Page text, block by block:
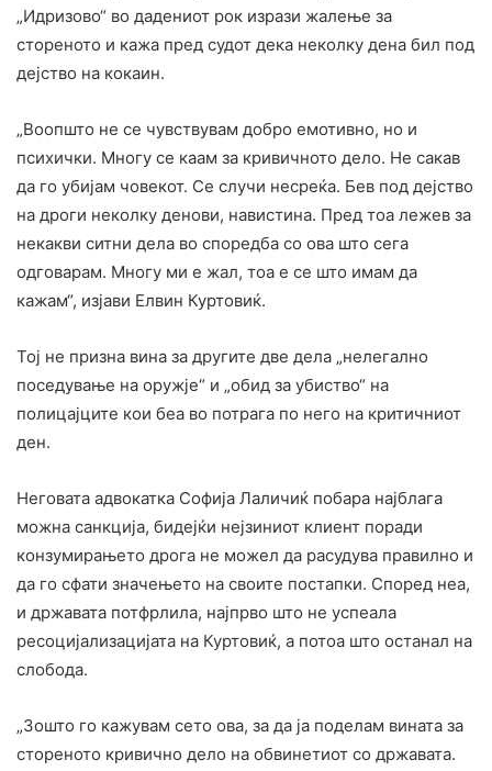
„Идризово“ во дадениот рок изрази жалење за
стореното и кажа пред судот дека неколку дена бил под
дејство на кокаин.
„Воопшто не се чувствувам добро емотивно, но и
психички. Многу се каам за кривичното дело. Не сакав
да го убијам човекот. Се случи несреќа. Бев под дејство
на дроги неколку денови, навистина. Пред тоа лежев за
некакви ситни дела во споредба со ова што сега
одговарам. Многу ми е жал, тоа е се што имам да
кажам“, изјави Елвин Куртовиќ.
Тој не призна вина за другите две дела „нелегално
поседување на оружје“ и „обид за убиство“ на
полицајците кои беа во потрага по него на критичниот
ден.
Неговата адвокатка Софија Лаличиќ побара најблага
можна санкција, бидејќи нејзиниот клиент поради
конзумирањето дрога не можел да расудува правилно и
да го сфати значењето на своите постапки. Според неа,
и државата потфрлила, најпрво што не успеала
ресоцијализацијата на Куртовиќ, а потоа што останал на
слобода.
„Зошто го кажувам сето ова, за да ја поделам вината за
стореното кривично дело на обвинетиот со државата.